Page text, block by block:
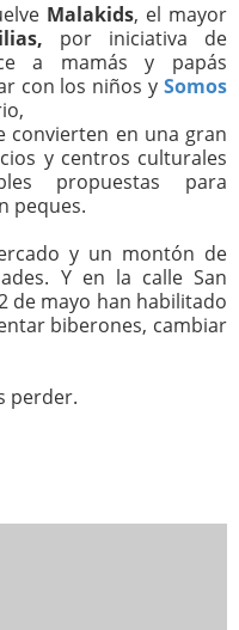
Malakids, el mayor
por iniciativa de
a mamás y papás
con los niños y Somos
convierten en una gran
y centros culturales
propuestas para
peques.
y un montón de
Y en la calle San
de mayo han habilitado
biberones, cambiar
perder.